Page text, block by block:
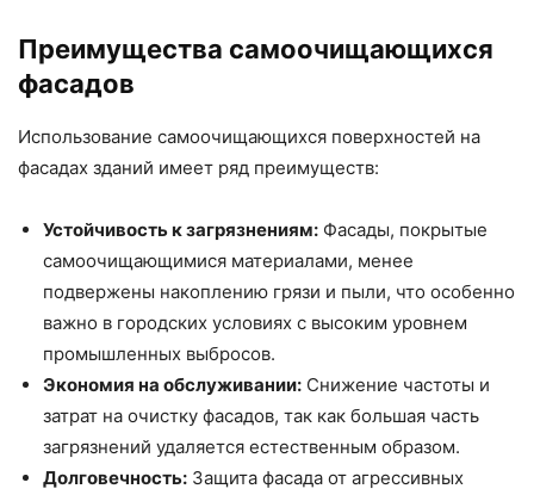
Преимущества самоочищающихся
фасадов
Использование самоочищающихся поверхностей на
фасадах зданий имеет ряд преимуществ:
Устойчивость к загрязнениям: Фасады, покрытые
самоочищающимися материалами, менее
подвержены накоплению грязи и пыли, что особенно
важно в городских условиях с высоким уровнем
промышленных выбросов.
Экономия на обслуживании: Снижение частоты и
затрат на очистку фасадов, так как большая часть
загрязнений удаляется естественным образом.
Долговечность: Защита фасада от агрессивных